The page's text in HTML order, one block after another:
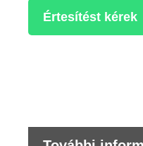
Értesítést kérek